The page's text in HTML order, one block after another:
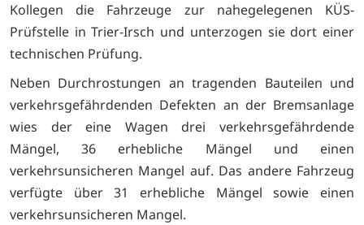
Kollegen die Fahrzeuge zur nahegelegenen KÜS-
Prüfstelle in Trier-Irsch und unterzogen sie dort einer
technischen Prüfung.
Neben Durchrostungen an tragenden Bauteilen und
verkehrsgefährdenden Defekten an der Bremsanlage
wies der eine Wagen drei verkehrsgefährdende
Mängel, 36 erhebliche Mängel und einen
verkehrsunsicheren Mangel auf. Das andere Fahrzeug
verfügte über 31 erhebliche Mängel sowie einen
verkehrsunsicheren Mangel.